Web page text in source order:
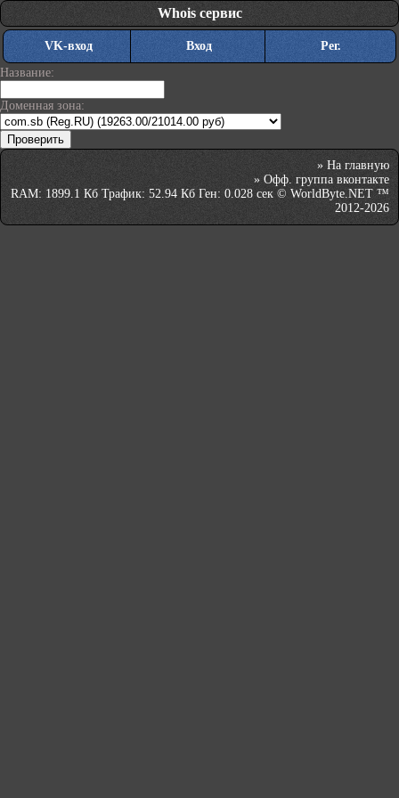
Whois сервис
VK-вход Вход
Рег.
Название:
Доменная зона:
» На главную
» Офф. группа вконтакте
RAM: 1899.1 Кб Трафик: 52.94 Кб Ген: 0.028 сек © WorldByte.NET ™
2012-2026